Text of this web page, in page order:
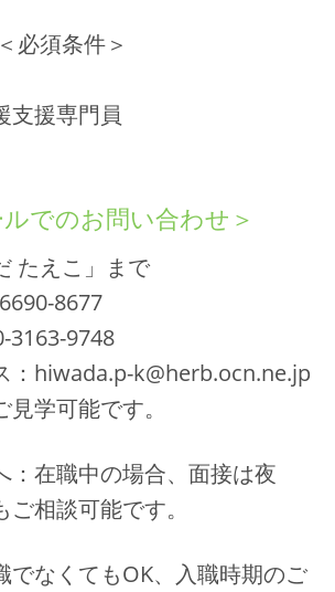
必須条件＞
支援専門員
でのお問い合わせ＞
たえこ」まで
8677
3163-9748
：hiwada.p-k@herb.ocn.ne.jp
学可能です。
：在職中の場合、面接は夜
相談可能です。
でなくてもOK、入職時期のご